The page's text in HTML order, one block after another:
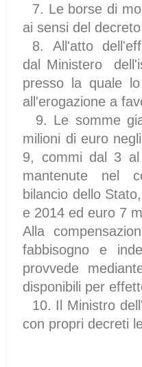
7. Le borse di
ai sensi del
8. All'atto
dal Ministero
presso la quale
all'erogazione a
9. Le somme
milioni di euro
9, commi dal 3
mantenute nel
bilancio dello
e 2014 ed euro 7
Alla
fabbisogno e
provvede
disponibili per
10. Il Ministro
con propri decreti